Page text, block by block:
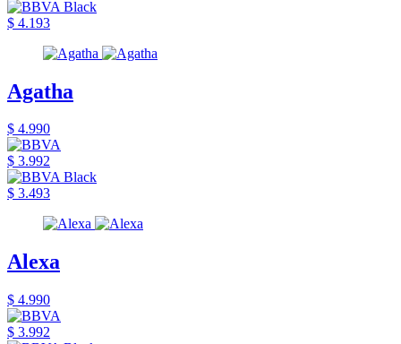
$ 4.193
Agatha
$ 4.990
$ 3.992
$ 3.493
Alexa
$ 4.990
$ 3.992